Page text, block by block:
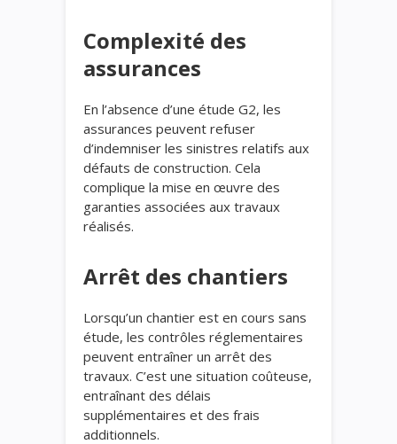
Complexité des
assurances
En l’absence d’une étude G2, les
assurances peuvent refuser
d’indemniser les sinistres relatifs aux
défauts de construction. Cela
complique la mise en œuvre des
garanties associées aux travaux
réalisés.
Arrêt des chantiers
Lorsqu’un chantier est en cours sans
étude, les contrôles réglementaires
peuvent entraîner un arrêt des
travaux. C’est une situation coûteuse,
entraînant des délais
supplémentaires et des frais
additionnels.